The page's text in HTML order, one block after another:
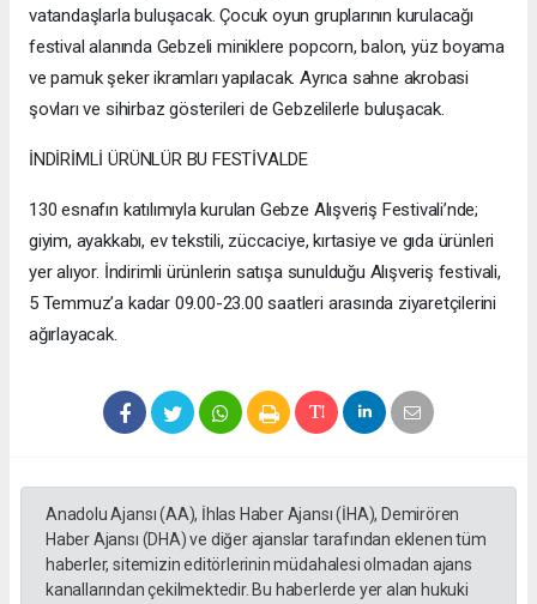
vatandaşlarla buluşacak. Çocuk oyun gruplarının kurulacağı
festival alanında Gebzeli miniklere popcorn, balon, yüz boyama
ve pamuk şeker ikramları yapılacak. Ayrıca sahne akrobasi
şovları ve sihirbaz gösterileri de Gebzelilerle buluşacak.
İNDİRİMLİ ÜRÜNLÜR BU FESTİVALDE
130 esnafın katılımıyla kurulan Gebze Alışveriş Festivali’nde;
giyim, ayakkabı, ev tekstili, züccaciye, kırtasiye ve gıda ürünleri
yer alıyor. İndirimli ürünlerin satışa sunulduğu Alışveriş festivali,
5 Temmuz’a kadar 09.00-23.00 saatleri arasında ziyaretçilerini
ağırlayacak.
Anadolu Ajansı (AA), İhlas Haber Ajansı (İHA), Demirören
Haber Ajansı (DHA) ve diğer ajanslar tarafından eklenen tüm
haberler, sitemizin editörlerinin müdahalesi olmadan ajans
kanallarından çekilmektedir. Bu haberlerde yer alan hukuki